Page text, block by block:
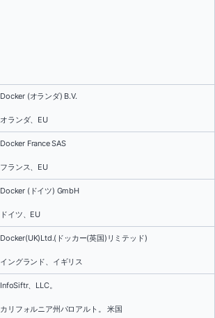
Docker (オランダ) B.V.
オランダ、EU
Docker France SAS
フランス、EU
Docker (ドイツ) GmbH
ドイツ、EU
Docker(UK)Ltd.(ドッカー(英国)リミテッド)
イングランド、イギリス
InfoSiftr、LLC。
カリフォルニア州パロアルト。 米国